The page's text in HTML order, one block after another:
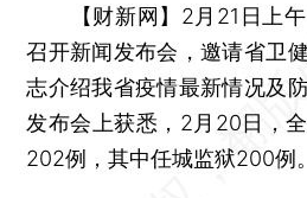
【财新网】 2月21日上
召开新闻发布会，邀请省卫
志介绍我省疫情最新情况及
发布会上获悉，2月20日，
202例，其中任城监狱200例。